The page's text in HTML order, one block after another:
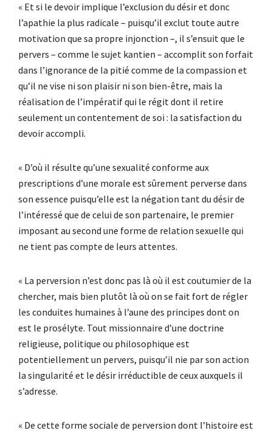
« Et si le devoir implique l’exclusion du désir et donc
l’apathie la plus radicale – puisqu’il exclut toute autre
motivation que sa propre injonction –, il s’ensuit que le
pervers – comme le sujet kantien – accomplit son forfait
dans l’ignorance de la pitié comme de la compassion et
qu’il ne vise ni son plaisir ni son bien-être, mais la
réalisation de l’impératif qui le régit dont il retire
seulement un contentement de soi : la satisfaction du
devoir accompli.
« D’où il résulte qu’une sexualité conforme aux
prescriptions d’une morale est sûrement perverse dans
son essence puisqu’elle est la négation tant du désir de
l’intéressé que de celui de son partenaire, le premier
imposant au second une forme de relation sexuelle qui
ne tient pas compte de leurs attentes.
« La perversion n’est donc pas là où il est coutumier de la
chercher, mais bien plutôt là où on se fait fort de régler
les conduites humaines à l’aune des principes dont on
est le prosélyte. Tout missionnaire d’une doctrine
religieuse, politique ou philosophique est
potentiellement un pervers, puisqu’il nie par son action
la singularité et le désir irréductible de ceux auxquels il
s’adresse.
« De cette forme sociale de perversion dont l’histoire est